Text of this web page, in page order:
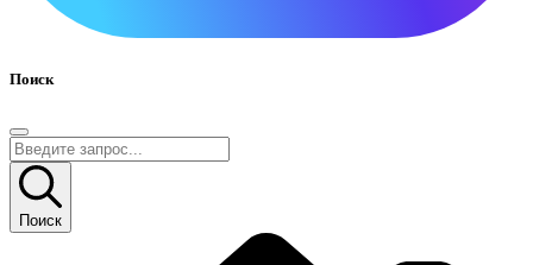
Поиск
Поиск